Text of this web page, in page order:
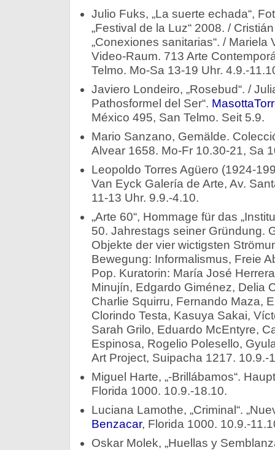
Julio Fuks, „La suerte echada“,
„Festival de la Luz“ 2008. /
„Conexiones sanitarias“. / Mariela
Video-Raum. 713 Arte
Telmo. Mo-Sa 13-19 Uhr. 4.9.-
Javiero Londeiro, „Rosebud“. /
Pathosformel del Ser“.
México 495, San Telmo. Seit 5.9.
Mario Sanzano, Gemälde.
Alvear 1658. Mo-Fr 10.30-21, Sa
Leopoldo Torres Agüero (1924-
Van Eyck Galería de Arte, Av.
11-13 Uhr. 9.9.-4.10.
„Arte 60“, Hommage für das
50. Jahrestags seiner Gründung.
Objekte der vier wictigsten
Bewegung: Informalismus, Freie
Pop. Kuratorin: María José
Minujín, Edgardo Giménez, Delia
Charlie Squirru, Fernando Maza,
Clorindo Testa, Kasuya Sakai,
Sarah Grilo, Eduardo McEntyre,
Espinosa, Rogelio Polesello,
Art Project, Suipacha 1217. 10.9.-
Miguel Harte, „-Brillábamos“.
Florida 1000. 10.9.-18.10.
Luciana Lamothe, „Criminal“.
Benzacar, Florida 1000. 10.9.-
Oskar Molek, „Huellas y